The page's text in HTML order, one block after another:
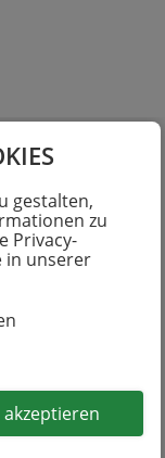
gestalten,
zu
Privacy-
in unserer
akzeptieren